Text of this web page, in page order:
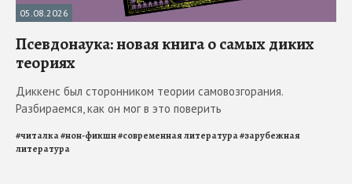
05.08.2026
Псевдонаука: новая книга о самых диких
теориях
Диккенс был сторонником теории самовозгорания.
Разбираемся, как он мог в это поверить
#читалка#нон-фикшн#современная литература#зарубежная
литература